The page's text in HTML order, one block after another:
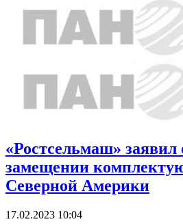
«Ростсельмаш» заявил
замещении
Северной Америки
17.02.2023 10:04